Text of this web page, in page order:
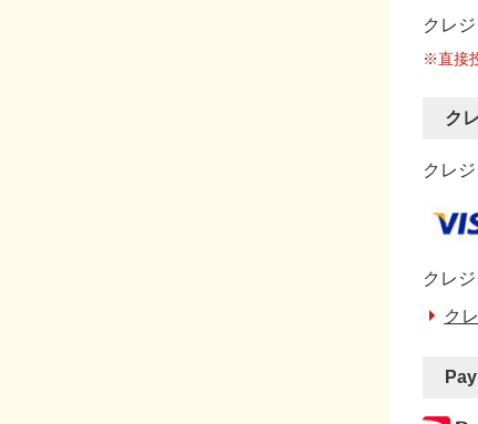
クレ
※直接
ク
クレ
クレ
ク